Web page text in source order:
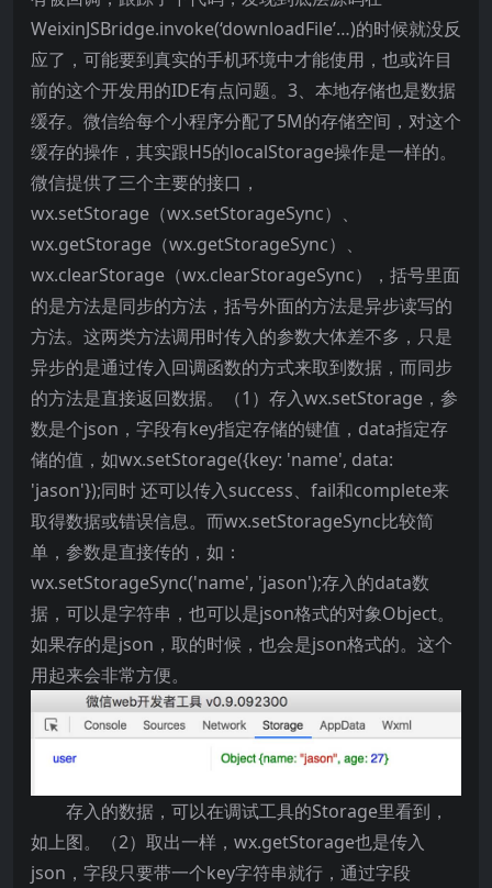
WeixinJSBridge.invoke(‘downloadFile’…)的时候就没反
应了，可能要到真实的手机环境中才能使用，也或许目
前的这个开发用的IDE有点问题。3、本地存储也是数据
缓存。微信给每个小程序分配了5M的存储空间，对这个
缓存的操作，其实跟H5的localStorage操作是一样的。
微信提供了三个主要的接口，
wx.setStorage（wx.setStorageSync）、
wx.getStorage（wx.getStorageSync）、
wx.clearStorage（wx.clearStorageSync），括号里面
的是方法是同步的方法，括号外面的方法是异步读写的
方法。这两类方法调用时传入的参数大体差不多，只是
异步的是通过传入回调函数的方式来取到数据，而同步
的方法是直接返回数据。（1）存入wx.setStorage，参
数是个json，字段有key指定存储的键值，data指定存
储的值，如wx.setStorage({key: 'name', data:
'jason'});同时 还可以传入success、fail和complete来
取得数据或错误信息。而wx.setStorageSync比较简
单，参数是直接传的，如：
wx.setStorageSync('name', 'jason');存入的data数
据，可以是字符串，也可以是json格式的对象Object。
如果存的是json，取的时候，也会是json格式的。这个
用起来会非常方便。
存入的数据，可以在调试工具的Storage里看到，
如上图。（2）取出一样，wx.getStorage也是传入
json，字段只要带一个key字符串就行，通过字段